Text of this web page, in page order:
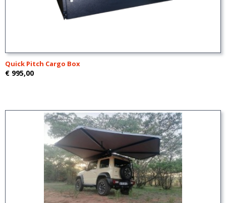
Quick Pitch Cargo Box
€ 995,00